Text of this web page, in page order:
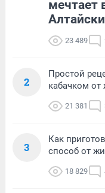
мечтает
23 489
2
Простой
кабачком
21 381
3
Как
способ от
18 829